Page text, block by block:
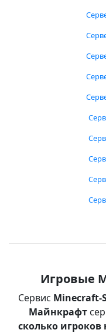
Игровые
Сервис Minecraft-
Майнкрафт
сколько игроков